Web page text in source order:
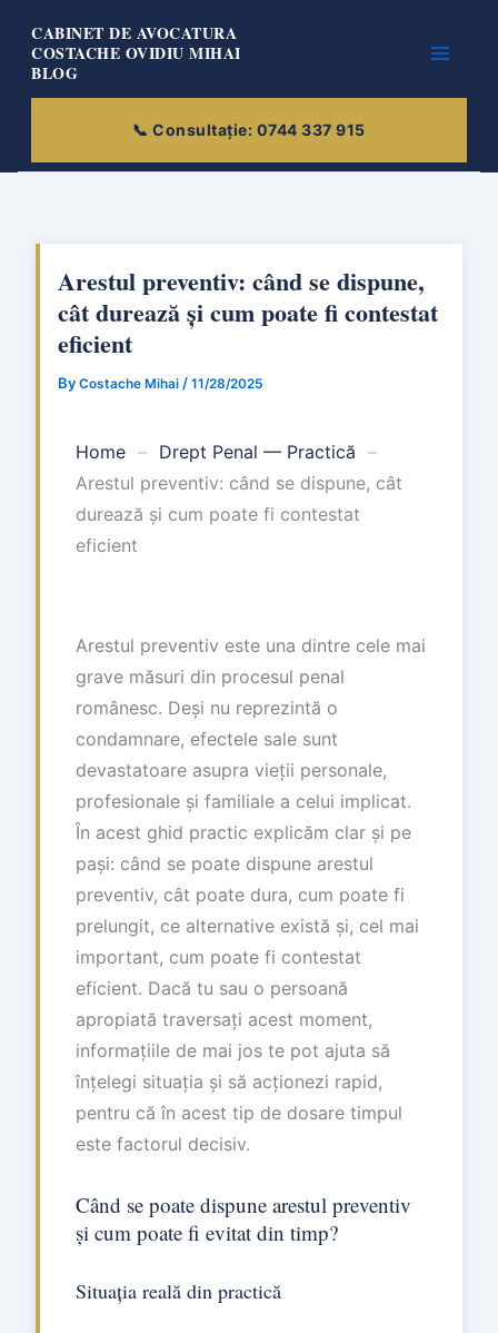
content
CABINET DE AVOCATURA
COSTACHE OVIDIU MIHAI
BLOG
Arestul preventiv: când se dispune,
cât durează și cum poate fi contestat
eficient
By Costache Mihai / 11/28/2025
Home – Drept Penal — Practică –
Arestul preventiv: când se dispune, cât
durează și cum poate fi contestat
eficient
Arestul preventiv este una dintre cele mai
grave măsuri din procesul penal
românesc. Deși nu reprezintă o
condamnare, efectele sale sunt
devastatoare asupra vieții personale,
profesionale și familiale a celui implicat.
În acest ghid practic explicăm clar și pe
pași: când se poate dispune arestul
preventiv, cât poate dura, cum poate fi
prelungit, ce alternative există și, cel mai
important, cum poate fi contestat
eficient. Dacă tu sau o persoană
apropiată traversați acest moment,
informațiile de mai jos te pot ajuta să
înțelegi situația și să acționezi rapid,
pentru că în acest tip de dosare timpul
este factorul decisiv.
Când se poate dispune arestul preventiv
și cum poate fi evitat din timp?
Situația reală din practică